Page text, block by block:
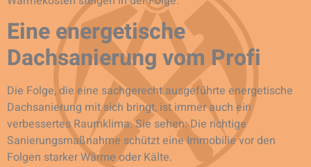
Eine energetische
Dachsanierung vom Profi
Die Folge, die eine sachgerecht ausgeführte energetische
Dachsanierung mit sich bringt, ist immer auch ein
verbessertes Raumklima. Sie sehen: Die richtige
Sanierungsmaßnahme schützt eine Immobilie vor den
Folgen starker Wärme oder Kälte.